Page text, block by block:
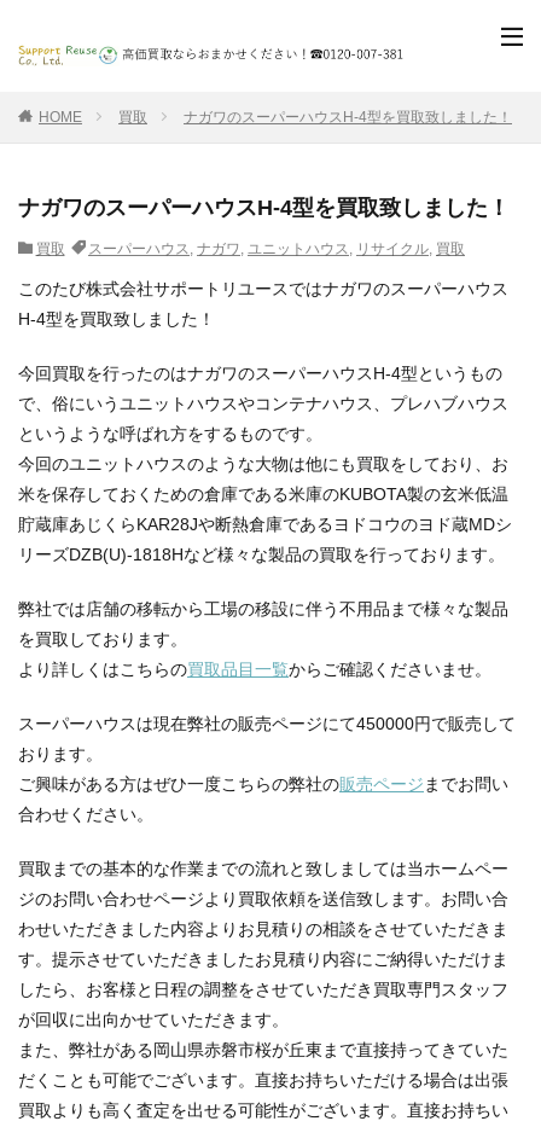
HOME 買取 ナガワのスーパーハウスH-4型を買取致しました！
ナガワのスーパーハウスH-4型を買取致しました！
買取 スーパーハウス, ナガワ , ユニットハウス, リサイクル, 買取
このたび株式会社サポートリユースではナガワのスーパーハウス
H-4型を買取致しました！
今回買取を行ったのはナガワのスーパーハウスH-4型というもの
で、俗にいうユニットハウスやコンテナハウス、プレハブハウス
というような呼ばれ方をするものです。
今回のユニットハウスのような大物は他にも買取をしており、お
米を保存しておくための倉庫である米庫のKUBOTA製の玄米低温
貯蔵庫あじくらKAR28Jや断熱倉庫であるヨドコウのヨド蔵MDシ
リーズDZB(U)-1818Hなど様々な製品の買取を行っております。
弊社では店舗の移転から工場の移設に伴う不用品まで様々な製品
を買取しております。
より詳しくはこちらの買取品目一覧からご確認くださいませ。
スーパーハウスは現在弊社の販売ページにて450000円で販売して
おります。
ご興味がある方はぜひ一度こちらの弊社の販売ページ までお問い
合わせください。
買取までの基本的な作業までの流れと致しましては当ホームペー
ジのお問い合わせページより買取依頼を送信致します。お問い合
わせいただきました内容よりお見積りの相談をさせていただきま
す。提示させていただきましたお見積り内容にご納得いただけま
したら、お客様と日程の調整をさせていただき買取専門スタッフ
が回収に出向かせていただきます。
また、弊社がある岡山県赤磐市桜が丘東まで直接持ってきていた
だくことも可能でございます。直接お持ちいただける場合は出張
買取よりも高く査定を出せる可能性がございます。直接お持ちい